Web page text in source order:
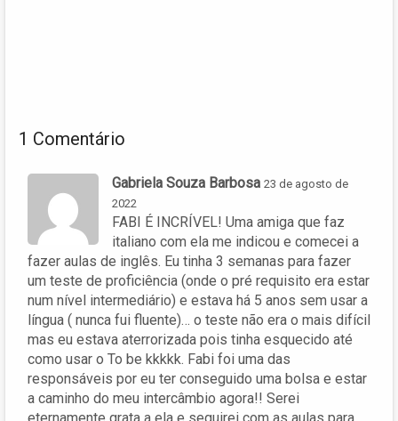
1 Comentário
Gabriela Souza Barbosa 23 de agosto de
2022
FABI É INCRÍVEL! Uma amiga que faz
italiano com ela me indicou e comecei a
fazer aulas de inglês. Eu tinha 3 semanas para fazer
um teste de proficiência (onde o pré requisito era estar
num nível intermediário) e estava há 5 anos sem usar a
língua ( nunca fui fluente)… o teste não era o mais difícil
mas eu estava aterrorizada pois tinha esquecido até
como usar o To be kkkkk. Fabi foi uma das
responsáveis por eu ter conseguido uma bolsa e estar
a caminho do meu intercâmbio agora!! Serei
eternamente grata a ela e seguirei com as aulas para